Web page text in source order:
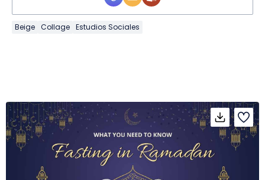
Beige Collage Estudios Sociales